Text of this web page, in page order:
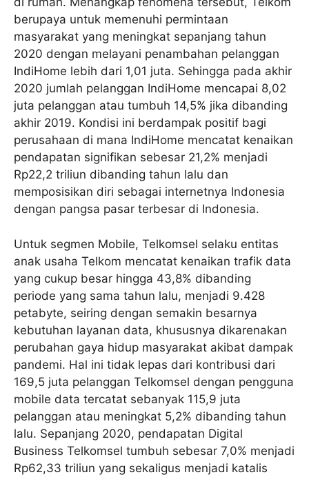
berupaya untuk memenuhi permintaan
masyarakat yang meningkat sepanjang tahun
2020 dengan melayani penambahan pelanggan
IndiHome lebih dari 1,01 juta. Sehingga pada akhir
2020 jumlah pelanggan IndiHome mencapai 8,02
juta pelanggan atau tumbuh 14,5% jika dibanding
akhir 2019. Kondisi ini berdampak positif bagi
perusahaan di mana IndiHome mencatat kenaikan
pendapatan signifikan sebesar 21,2% menjadi
Rp22,2 triliun dibanding tahun lalu dan
memposisikan diri sebagai internetnya Indonesia
dengan pangsa pasar terbesar di Indonesia.
Untuk segmen Mobile, Telkomsel selaku entitas
anak usaha Telkom mencatat kenaikan trafik data
yang cukup besar hingga 43,8% dibanding
periode yang sama tahun lalu, menjadi 9.428
petabyte, seiring dengan semakin besarnya
kebutuhan layanan data, khususnya dikarenakan
perubahan gaya hidup masyarakat akibat dampak
pandemi. Hal ini tidak lepas dari kontribusi dari
169,5 juta pelanggan Telkomsel dengan pengguna
mobile data tercatat sebanyak 115,9 juta
pelanggan atau meningkat 5,2% dibanding tahun
lalu. Sepanjang 2020, pendapatan Digital
Business Telkomsel tumbuh sebesar 7,0% menjadi
Rp62,33 triliun yang sekaligus menjadi katalis